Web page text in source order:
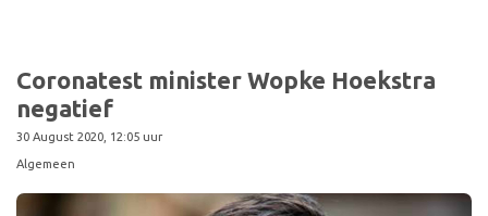
Coronatest minister Wopke Hoekstra
negatief
30 August 2020, 12:05 uur
Algemeen